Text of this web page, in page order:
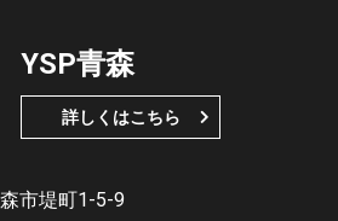
YSP青森
詳しくはこちら
市堤町1-5-9